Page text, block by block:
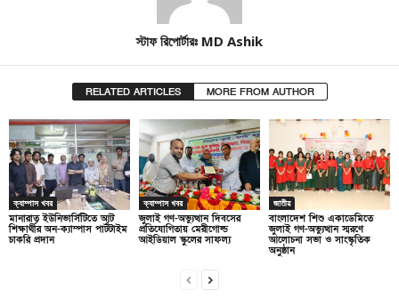
স্টাফ রিপোর্টারঃ MD Ashik
RELATED ARTICLES MORE FROM AUTHOR
ক্যাম্পাস খবর
মানারাত ইউনিভার্সিটিতে আট
শিক্ষার্থীর অন-ক্যাম্পাস পার্টটাইম
চাকরি প্রদান
ক্যাম্পাস খবর
জুলাই গণ-অভ্যুত্থান দিবসের
প্রতিযোগিতায় মেরীগোল্ড
আইডিয়াল স্কুলের সাফল্য
জাতীয়
বাংলাদেশ শিশু একাডেমিতে
জুলাই গণ-অভ্যুত্থান স্মরণে
আলোচনা সভা ও সাংস্কৃতিক
অনুষ্ঠান